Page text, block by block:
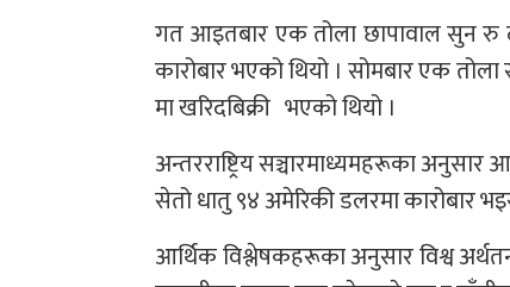
गत आइतबार एक तोला छापावाल सुन रु
कारोबार भएको थियो । सोमबार एक
मा खरिदबिक्री भएको थियो ।
अन्तरराष्ट्रिय सञ्चारमाध्यमहरूका
सेतो धातु ९४ अमेरिकी डलरमा कारोबार
आर्थिक विश्लेषकहरूका अनुसार विश्व